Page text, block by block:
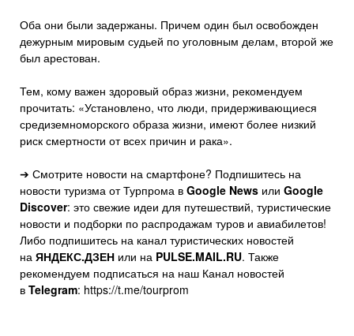
Оба они были задержаны. Причем один был освобожден
дежурным мировым судьей по уголовным делам, второй же
был арестован.
Тем, кому важен здоровый образ жизни, рекомендуем
прочитать: «Установлено, что люди, придерживающиеся
средиземноморского образа жизни, имеют более низкий
риск смертности от всех причин и рака».
➔ Смотрите новости на смартфоне? Подпишитесь на
новости туризма от Турпрома в Google News или Google
Discover: это свежие идеи для путешествий, туристические
новости и подборки по распродажам туров и авиабилетов!
Либо подпишитесь на канал туристических новостей
на ЯНДЕКС.ДЗЕН или на PULSE.MAIL.RU. Также
рекомендуем подписаться на наш Канал новостей
в Telegram: https://t.me/tourprom